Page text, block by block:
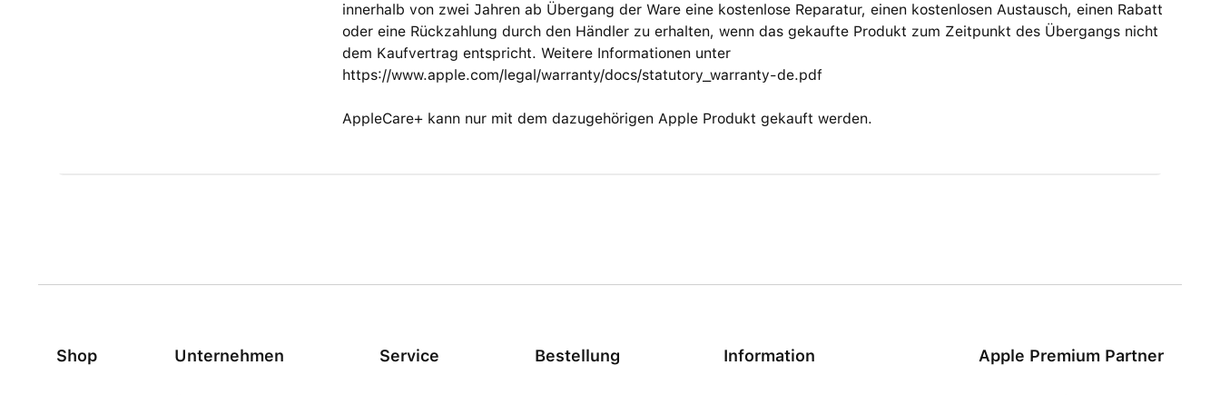
innerhalb von zwei Jahren ab Übergang der Ware eine kostenlose Reparatur, einen kostenlosen Austausch, einen Rabatt
oder eine Rückzahlung durch den Händler zu erhalten, wenn das gekaufte Produkt zum Zeitpunkt des Übergangs nicht
dem Kaufvertrag entspricht. Weitere Informationen unter
https://www.apple.com/legal/warranty/docs/statutory_warranty-de.pdf
AppleCare+ kann nur mit dem dazugehörigen Apple Produkt gekauft werden.
Shop Unternehmen Service Bestellung Information Apple Premium Partner